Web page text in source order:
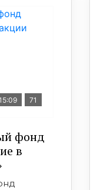
71
фонд
в